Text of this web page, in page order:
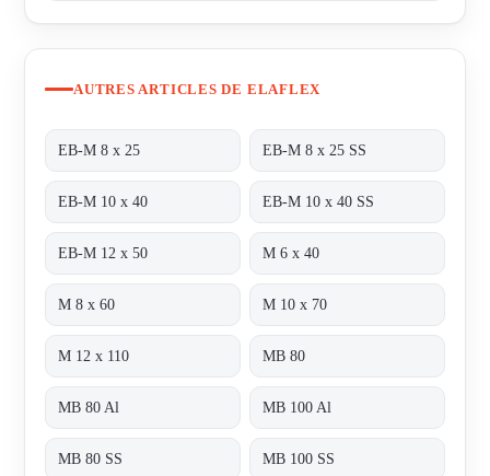
AUTRES ARTICLES DE ELAFLEX
EB-M 8 x 25 EB-M 8 x 25 SS
EB-M 10 x 40 EB-M 10 x 40 SS
EB-M 12 x 50 M 6 x 40
M 8 x 60 M 10 x 70
M 12 x 110 MB 80
MB 80 Al MB 100 Al
MB 80 SS MB 100 SS